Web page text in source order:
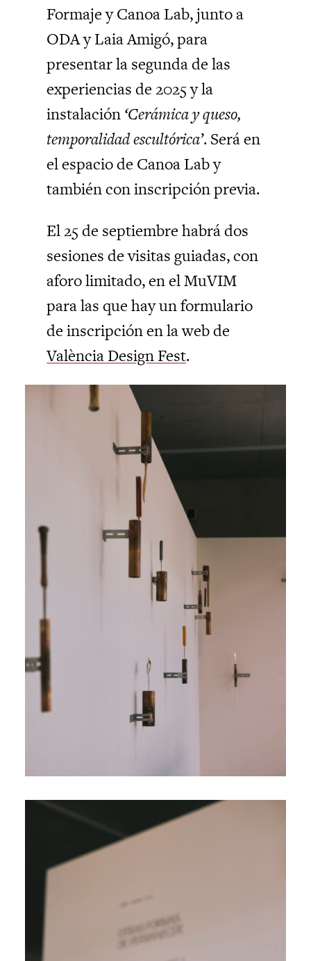
Formaje y Canoa Lab, junto a
ODA y Laia Amigó, para
presentar la segunda de las
experiencias de 2025 y la
instalación‘Cerámica y queso,
temporalidad escultórica’. Será en
el espacio de Canoa Lab y
también con inscripción previa.
El 25 de septiembre habrá dos
sesiones de visitas guiadas, con
aforo limitado, en el MuVIM
para las que hay un formulario
de inscripción en la web de
València Design Fest.